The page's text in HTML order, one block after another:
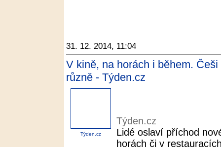
31. 12. 2014, 11:04
V kině, na horách i během.
různě - Týden.cz
Týden.cz
Týden.cz
Lidé oslaví příchod
horách či v